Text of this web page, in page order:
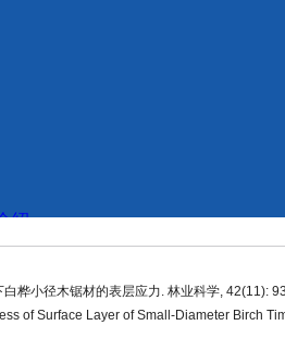
桦小径木锯材的表层应力. 林业科学, 42(11):
of Surface Layer of Small-Diameter Birch